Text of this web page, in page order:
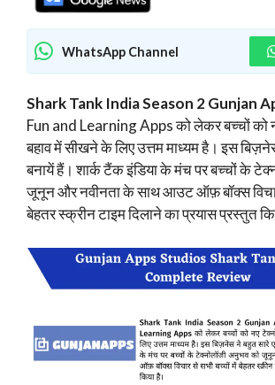
WhatsApp Channel
Shark Tank India Season 2 Gunjan
Fun and Learning Apps को लेकर बच्चों को
बहाव में सीखने के लिए उत्तम माध्यम है। इस
बनायें हैं। शार्क टैंक इंडिया के मंच पर बच्चों के
जूनून और नवीनता के साथ आउट ऑफ़ बॉक्स
बेहतर स्क्रीन टाइम दिलाने का प्रयास प्रस्तुत